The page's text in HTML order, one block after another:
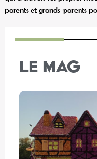
parents et grands-parents
LE MAG